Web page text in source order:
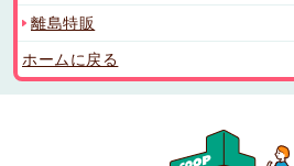
離島特販
ホームに戻る